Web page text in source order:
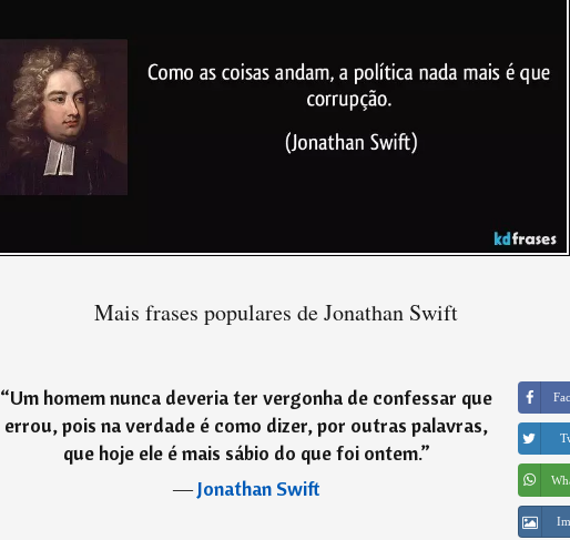
Mais frases populares de Jonathan Swift
“Um homem nunca deveria ter vergonha de confessar que
errou, pois na verdade é como dizer, por outras palavras,
que hoje ele é mais sábio do que foi ontem.”
―Jonathan Swift